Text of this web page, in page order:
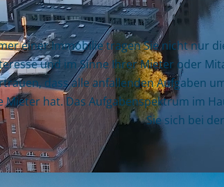
einer Immobilie tragen Sie nicht nur
und im Sinne Ihrer Mieter oder
dass alle anfallenden Aufgaben
Mieter hat. Das Aufgabenspektrum im
Sie sich bei